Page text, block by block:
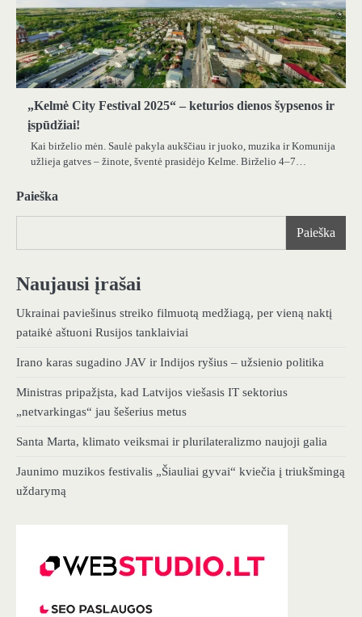
„Kelmė City Festival 2025“ – keturios dienos šypsenos ir
įspūdžiai!
Kai birželio mėn. Saulė pakyla aukščiau ir juoko, muzika ir Komunija
užlieja gatves – žinote, šventė prasidėjo Kelme. Birželio 4–7…
Paieška
Paieška
Naujausi įrašai
Ukrainai paviešinus streiko filmuotą medžiagą, per vieną naktį
pataikė aštuoni Rusijos tanklaiviai
Irano karas sugadino JAV ir Indijos ryšius – užsienio politika
Ministras pripažįsta, kad Latvijos viešasis IT sektorius
„netvarkingas“ jau šešerius metus
Santa Marta, klimato veiksmai ir plurilateralizmo naujoji galia
Jaunimo muzikos festivalis „Šiauliai gyvai“ kviečia į triukšmingą
uždarymą